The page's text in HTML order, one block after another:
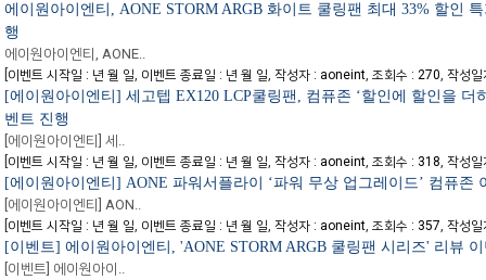
에이원아이엔티, AONE STORM ARGB 화이트 쿨링팬 최대 33% 할인
행
에이원아이엔티, AONE..
이벤트 시작일 : 년 월 일, 이벤트 종료일 : 년 월 일,작성자 : aoneint,조회수 : 270,작성
[에이원아이엔티] 세고텝 EX120 LCP쿨링팬, 컴퓨존 ‘할인에 할인을 더
벤트 진행
[에이원아이엔티] 세..
이벤트 시작일 : 년 월 일, 이벤트 종료일 : 년 월 일,작성자 : aoneint,조회수 : 318,작성
[에이원아이엔티] AONE 파워서플라이 ‘파워 무상 업그레이드’ 컴퓨존
[에이원아이엔티] AON..
이벤트 시작일 : 년 월 일, 이벤트 종료일 : 년 월 일,작성자 : aoneint,조회수 : 357,작성
[이벤트] 에이원아이엔티, 'AONE STORM ARGB 쿨링팬 시리즈' 리뷰
[이벤트] 에이원아이..